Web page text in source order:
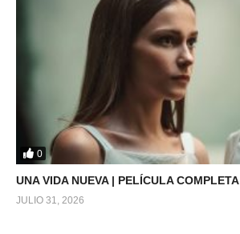
0
UNA VIDA NUEVA | PELÍCULA COMPLETA
JULIO 31, 2026